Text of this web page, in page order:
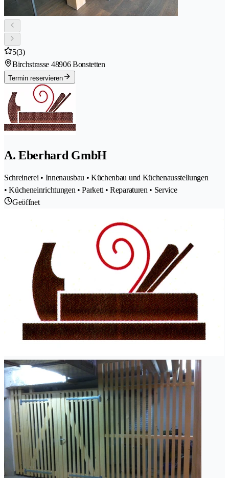
5(3)
Birchstrasse 48906 Bonstetten
Termin reservieren
A. Eberhard GmbH
Schreinerei • Innenausbau • Küchenbau und Küchenausstellungen
• Kücheneinrichtungen • Parkett • Reparaturen • Service
Geöffnet